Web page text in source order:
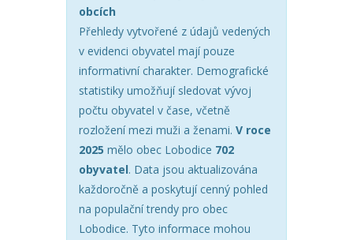
obcích
Přehledy vytvořené z údajů vedených
v evidenci obyvatel mají pouze
informativní charakter. Demografické
statistiky umožňují sledovat vývoj
počtu obyvatel v čase, včetně
rozložení mezi muži a ženami. V roce
2025 mělo obec Lobodice 702
obyvatel. Data jsou aktualizována
každoročně a poskytují cenný pohled
na populační trendy pro obec
Lobodice. Tyto informace mohou